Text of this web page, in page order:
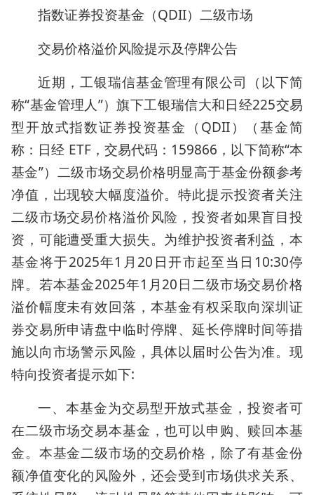
指数证券投资基金（QDII）二级市场
交易价格溢价风险提示及停牌公告
近期，工银瑞信基金管理有限公司（以下简
称“基金管理人”）旗下工银瑞信大和日经225交易
型开放式指数证券投资基金（QDII）（基金简
称：日经 ETF，交易代码：159866，以下简称“本
基金”）二级市场交易价格明显高于基金份额参考
净值，岀现较大幅度溢价。特此提示投资者关注
二级市场交易价格溢价风险，投资者如果盲目投
资，可能遭受重大损失。为维护投资者利益，本
基金将于2025年1月20日开市起至当日10:30停
牌。若本基金2025年1月20日二级市场交易价格
溢价幅度未有效回落，本基金有权采取向深圳证
券交易所申请盘中临时停牌、延长停牌时间等措
施以向市场警示风险，具体以届时公告为准。现
特向投资者提示如下:
一、本基金为交易型开放式基金，投资者可
在二级市场交易本基金，也可以申购、赎回本基
金。本基金二级市场的交易价格，除了有基金份
额净值变化的风险外，还会受到市场供求关系、